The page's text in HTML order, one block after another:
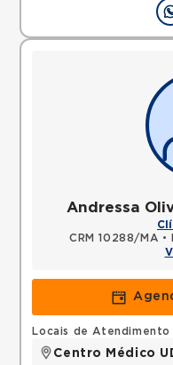
Andressa
CRM 10288/MA •
Locais de Atendimento
Centro Médico